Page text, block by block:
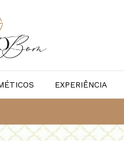
EXPERIÊNCIA